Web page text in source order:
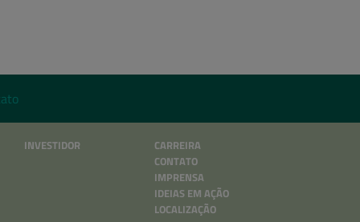
INVESTIDOR
CARREIRA
CONTATO
IMPRENSA
IDEIAS EM AÇÃO
LOCALIZAÇÃO